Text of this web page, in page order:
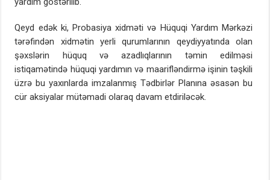
Qeyd edək ki, Probasiya xidməti və Hüquqi Yardım Mərkəzi
tərəfindən xidmətin yerli qurumlarının qeydiyyatında olan
şəxslərin hüquq və azadlıqlarının təmin edilməsi
istiqamətində hüquqi yardımın və maarifləndirmə işinin təşkili
üzrə bu yaxınlarda imzalanmış Tədbirlər Planına əsasən bu
cür aksiyalar mütəmadi olaraq davam etdiriləcək.